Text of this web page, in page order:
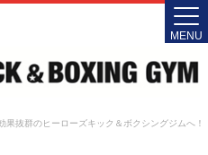
抜群のヒーローズキック＆ボクシングジムへ！
MENU